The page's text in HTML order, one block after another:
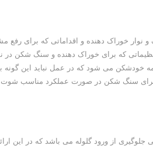
خوراک دهنده و اقداماتی که برای رفع
که برای خوراک دهنده و سنگ شکن
می شود که در عمل نباید این گونه
آمدن مشکل برای سنگ شکن در صورت عملکرد
از ورود گلوله می باشد که در این